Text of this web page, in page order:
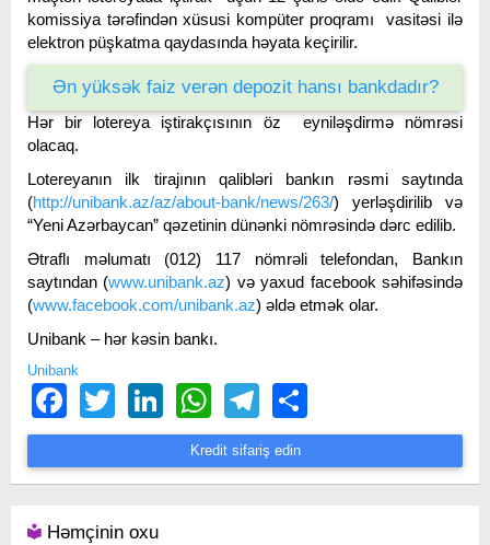
komissiya tərəfindən xüsusi kompüter proqramı vasitəsi ilə
elektron püşkatma qaydasında həyata keçirilir.
Ən yüksək faiz verən depozit hansı bankdadır?
Hər bir lotereya iştirakçısının öz eyniləşdirmə nömrəsi
olacaq.
Lotereyanın ilk tirajının qalibləri bankın rəsmi saytında
(http://unibank.az/az/about-bank/news/263/) yerləşdirilib və
“Yeni Azərbaycan” qəzetinin dünənki nömrəsində dərc edilib.
Ətraflı məlumatı (012) 117 nömrəli telefondan, Bankın
saytından (www.unibank.az) və yaxud facebook səhifəsində
(www.facebook.com/unibank.az) əldə etmək olar.
Unibank – hər kəsin bankı.
Unibank
FacebookTwitter LinkedIn WhatsAppTelegram
Kredit sifariş edin
Həmçinin oxu